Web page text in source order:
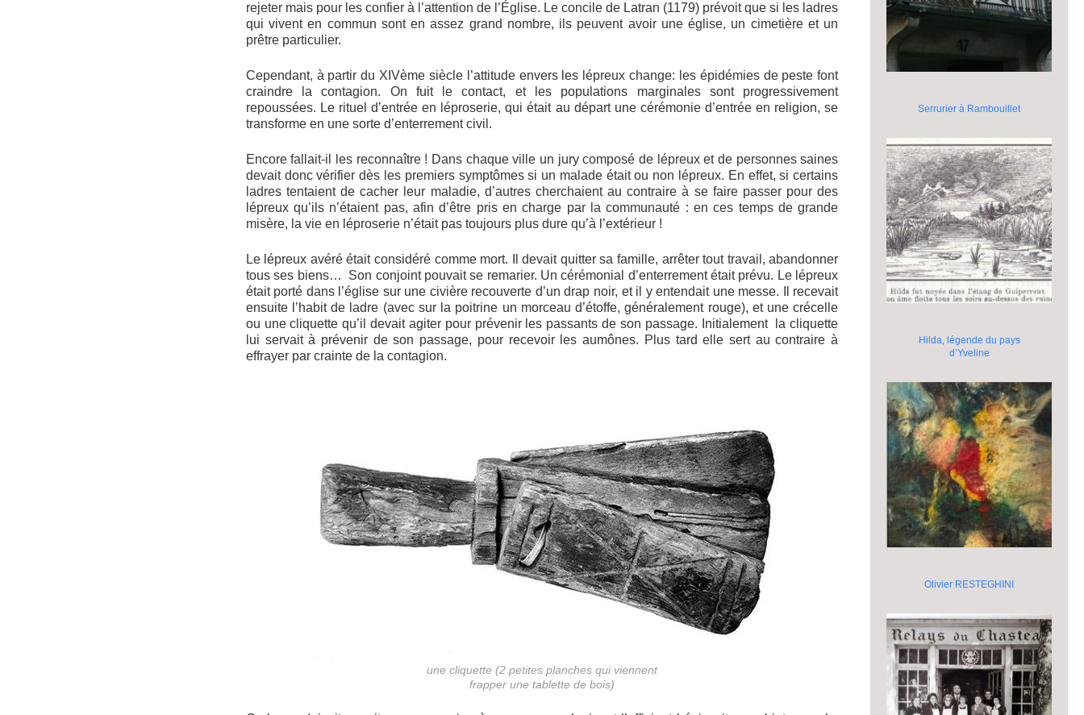
rejeter mais pour les confier à l’attention de l’Église. Le concile de Latran (1179) prévoit que si les ladres
qui vivent en commun sont en assez grand nombre, ils peuvent avoir une église, un cimetière et un
prêtre particulier.
Cependant, à partir du XIVème siècle l’attitude envers les lépreux change: les épidémies de peste font
craindre la contagion. On fuit le contact, et les populations marginales sont progressivement
repoussées. Le rituel d’entrée en léproserie, qui était au départ une cérémonie d’entrée en religion, se
transforme en une sorte d’enterrement civil.
Encore fallait-il les reconnaître ! Dans chaque ville un jury composé de lépreux et de personnes saines
devait donc vérifier dès les premiers symptômes si un malade était ou non lépreux. En effet, si certains
ladres tentaient de cacher leur maladie, d’autres cherchaient au contraire à se faire passer pour des
lépreux qu’ils n’étaient pas, afin d’être pris en charge par la communauté : en ces temps de grande
misère, la vie en léproserie n’était pas toujours plus dure qu’à l’extérieur !
Le lépreux avéré était considéré comme mort. Il devait quitter sa famille, arrêter tout travail, abandonner
tous ses biens… Son conjoint pouvait se remarier. Un cérémonial d’enterrement était prévu. Le lépreux
était porté dans l’église sur une civière recouverte d’un drap noir, et il y entendait une messe. Il recevait
ensuite l’habit de ladre (avec sur la poitrine un morceau d’étoffe, généralement rouge), et une crécelle
ou une cliquette qu’il devait agiter pour prévenir les passants de son passage. Initialement la cliquette
lui servait à prévenir de son passage, pour recevoir les aumônes. Plus tard elle sert au contraire à
effrayer par crainte de la contagion.
une cliquette (2 petites planches qui viennent
frapper une tablette de bois)
Serrurier à Rambouillet
Hilda, légende du pays
d’Yveline
Olivier RESTEGHINI